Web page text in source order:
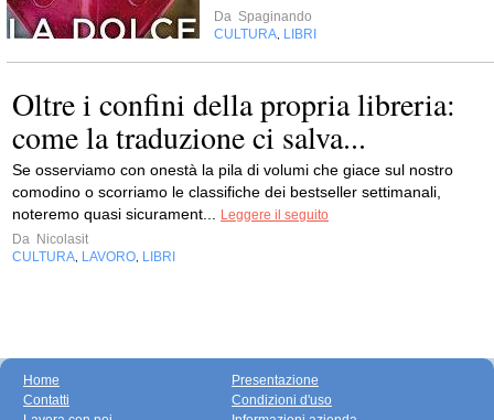
Da Spaginando
CULTURA LIBRI
Oltre i confini della propria libreria:
come la traduzione ci salva...
Se osserviamo con onestà la pila di volumi che giace sul nostro
comodino o scorriamo le classifiche dei bestseller settimanali,
noteremo quasi sicurament...
Leggere il seguito
Da Nicolasit
CULTURA LAVORO LIBRI
Home
Contatti
Presentazione
Condizioni d'uso